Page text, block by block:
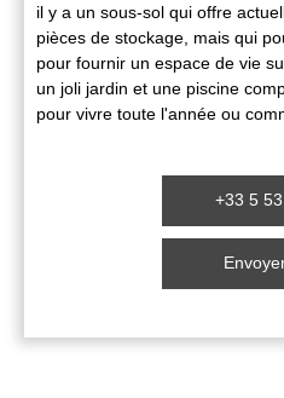
il y a un sous-sol qui offre
pièces de stockage, mais qui
pour fournir un espace de vie
un joli jardin et une piscine
pour vivre toute l'année ou
+33 5